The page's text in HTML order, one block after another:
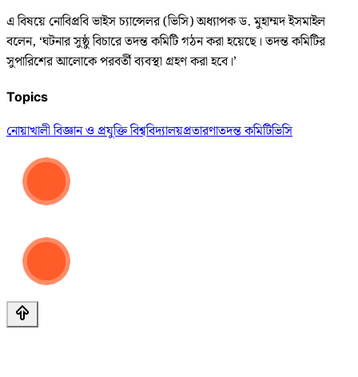
এ বিষয়ে নোবিপ্রবি ভাইস চ্যান্সেলর (ভিসি) অধ্যাপক ড. মুহাম্মদ ইসমাইল
বলেন, ‘ঘটনার সুষ্ঠু বিচারে তদন্ত কমিটি গঠন করা হয়েছে। তদন্ত কমিটির
সুপারিশের আলোকে পরবর্তী ব্যবস্থা গ্রহণ করা হবে।’
Topics
নোয়াখালী বিজ্ঞান ও প্রযুক্তি বিশ্ববিদ্যালয়প্রতারণাতদন্ত কমিটিভিসি